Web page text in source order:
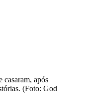
casaram, após
(Foto: God